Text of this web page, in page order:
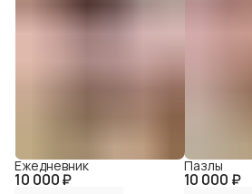
10 000 ₽
Ежедневник
10 000 ₽
Пазлы